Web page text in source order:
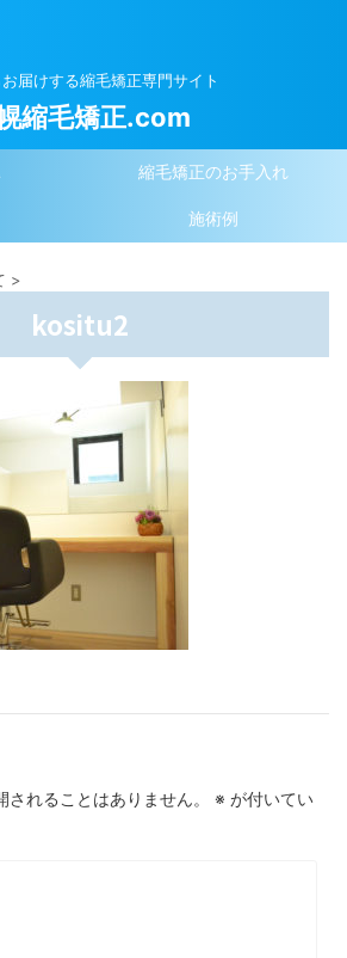
届けする縮毛矯正専門サイト
縮毛矯正.com
縮毛矯正のお手入れ
施術例
>
kositu2
されることはありません。 ※ が付いてい